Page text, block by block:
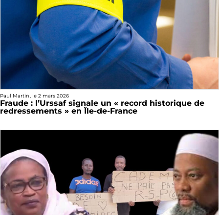
Paul Martin, le 2 mars 2026
Fraude : l’Urssaf signale un « record historique de
redressements » en Île-de-France